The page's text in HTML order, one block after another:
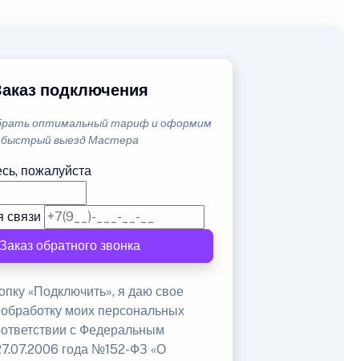
подключения
оптимальный тариф и оформим
быстрый выезд Мастера
пожалуйста
связи
Заказ обратного звонка
«Подключить», я даю свое
моих персональных
с Федеральным
года №152-ФЗ «О